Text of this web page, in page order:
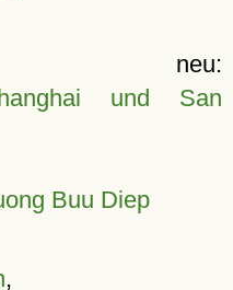
und San
Buu Diep
,